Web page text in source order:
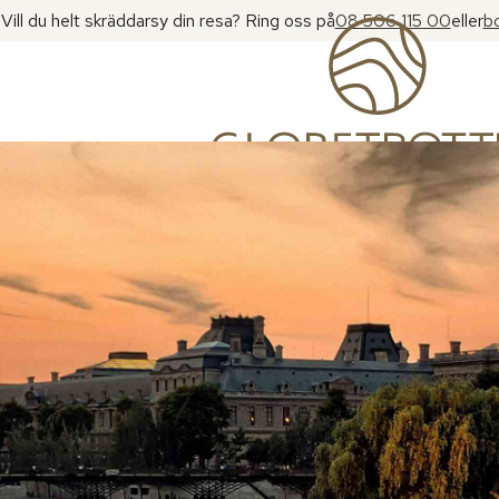
Vill du helt skräddarsy din resa? Ring oss på08 506 115 00eller